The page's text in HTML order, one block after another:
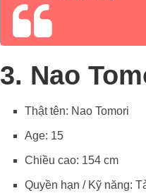
3. Nao
Thật tên: Nao Tomori
Age: 15
Chiều cao: 154 cm
Quyền hạn / Kỹ năng: